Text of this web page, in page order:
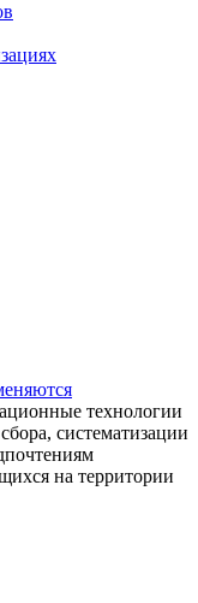
технологии
систематизации
на территории